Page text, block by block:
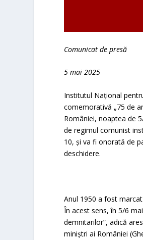
Comunicat de presă
5 mai 2025
Institutul Național
comemorativă „75 de
României, noaptea de
de regimul comunist
10, și va fi onorată de
deschidere.
Anul 1950 a fost
În acest sens, în 5/6
demnitarilor”, adică
miniștri ai României